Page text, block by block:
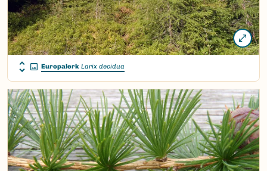
Europalerk Larix decidua